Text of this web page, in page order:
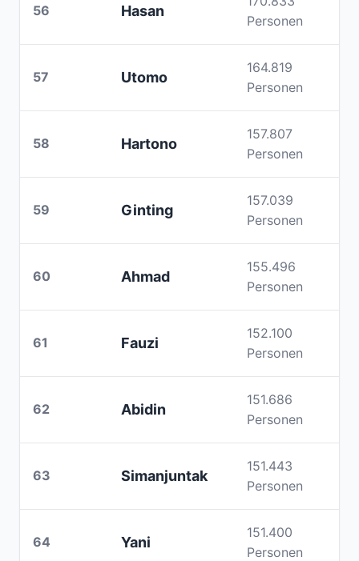
56 Hasan
Personen
57 Utomo
164.819
Personen
58 Hartono
157.807
Personen
59 Ginting
157.039
Personen
60 Ahmad
155.496
Personen
61 Fauzi
152.100
Personen
62 Abidin
151.686
Personen
63 Simanjuntak
151.443
Personen
64 Yani
151.400
Personen